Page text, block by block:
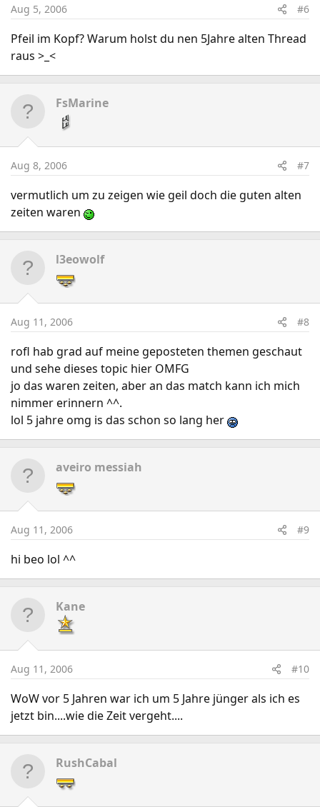
Aug 5, 2006 #6
Pfeil im Kopf? Warum holst du nen 5Jahre alten Thread
raus >_<
FsMarine
Aug 8, 2006 #7
vermutlich um zu zeigen wie geil doch die guten alten
zeiten waren
l3eowolf
Aug 11, 2006 #8
rofl hab grad auf meine geposteten themen geschaut
und sehe dieses topic hier OMFG
jo das waren zeiten, aber an das match kann ich mich
nimmer erinnern ^^.
lol 5 jahre omg is das schon so lang her
aveiro messiah
Aug 11, 2006 #9
hi beo lol ^^
Kane
Aug 11, 2006 #10
WoW vor 5 Jahren war ich um 5 Jahre jünger als ich es
jetzt bin....wie die Zeit vergeht....
RushCabal